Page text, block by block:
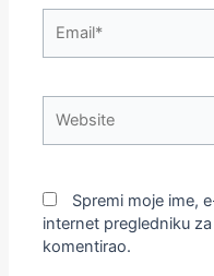
Spremi moje ime,
internet pregledniku
komentirao.